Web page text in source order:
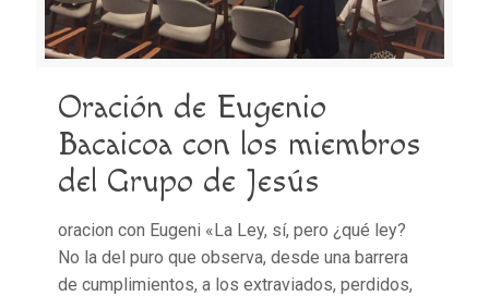
Oración de Eugenio
Bacaicoa con los miembros
del Grupo de Jesús
oracion con Eugeni «La Ley, sí, pero ¿qué ley?
No la del puro que observa, desde una barrera
de cumplimientos, a los extraviados, perdidos,